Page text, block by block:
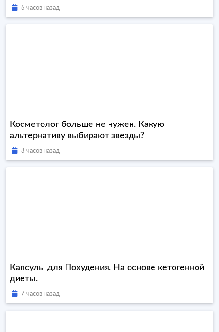
6 часов назад
Косметолог больше не нужен. Какую
альтернативу выбирают звезды?
8 часов назад
Капсулы для Похудения. На основе кетогенной
диеты.
7 часов назад